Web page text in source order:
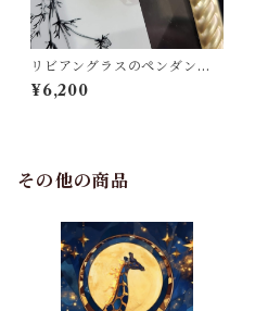
リビアングラスのペンダント
トップ（リバーシブル）
¥6,200
その他の商品